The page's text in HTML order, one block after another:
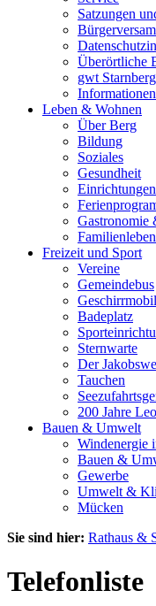
Satzungen
Überörtliche
gwt
Leben & Wohnen
Über Berg
Bildung
Soziales
Gesundheit
Einrichtungen
Gastronomie
Freizeit und Sport
Vereine
Gemeindebus
Geschirrmobil
Badeplatz
Sternwarte
Der
Tauchen
200 Jahre
Bauen & Umwelt
Windenergie
Bauen &
Gewerbe
Umwelt &
Mücken
Sie sind hier: Rathaus &
Telefonliste